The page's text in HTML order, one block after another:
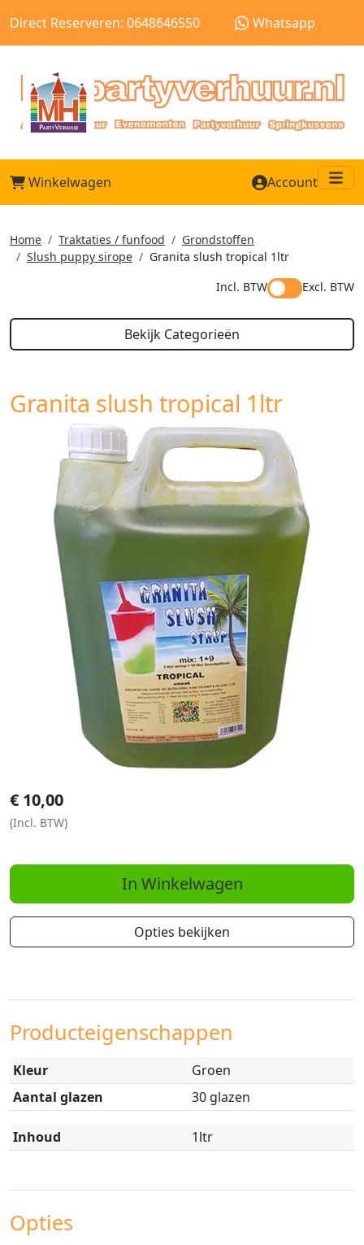
Direct Reserveren: 0648646550 Whatsapp
Winkelwagen Account
Home Traktaties / funfood
Grondstoffen
Slush puppy sirope
Granita slush tropical 1ltr
Incl. BTW
Excl. BTW
Bekijk Categorieën
Granita slush tropical 1ltr
€ 10,00
(Incl. BTW)
In Winkelwagen
Opties bekijken
Producteigenschappen
Kleur
Groen
Aantal glazen
30 glazen
Inhoud 1ltr
Opties